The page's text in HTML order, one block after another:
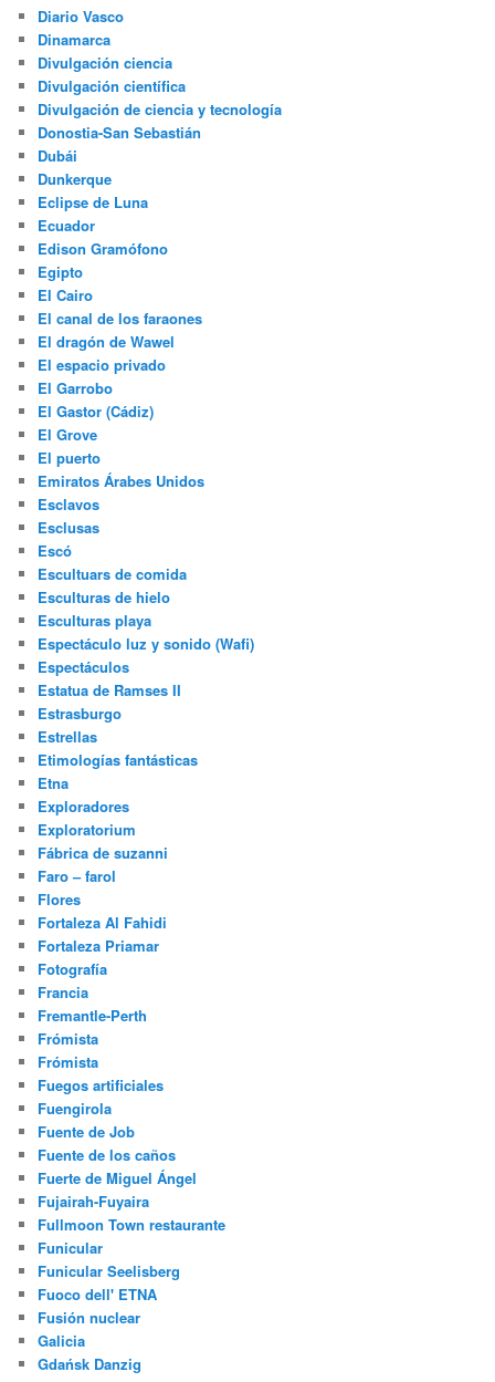
Diario Vasco
Dinamarca
Divulgación ciencia
Divulgación científica
Divulgación de ciencia y tecnología
Donostia-San Sebastián
Dubái
Dunkerque
Eclipse de Luna
Ecuador
Edison Gramófono
Egipto
El Cairo
El canal de los faraones
El dragón de Wawel
El espacio privado
El Garrobo
El Gastor (Cádiz)
El Grove
El puerto
Emiratos Árabes Unidos
Esclavos
Esclusas
Escó
Escultuars de comida
Esculturas de hielo
Esculturas playa
Espectáculo luz y sonido (Wafi)
Espectáculos
Estatua de Ramses II
Estrasburgo
Estrellas
Etimologías fantásticas
Etna
Exploradores
Exploratorium
Fábrica de suzanni
Faro – farol
Flores
Fortaleza Al Fahidi
Fortaleza Priamar
Fotografía
Francia
Fremantle-Perth
Frómista
Frómista
Fuegos artificiales
Fuengirola
Fuente de Job
Fuente de los caños
Fuerte de Miguel Ángel
Fujairah-Fuyaira
Fullmoon Town restaurante
Funicular
Funicular Seelisberg
Fuoco dell' ETNA
Fusión nuclear
Galicia
Gdańsk Danzig